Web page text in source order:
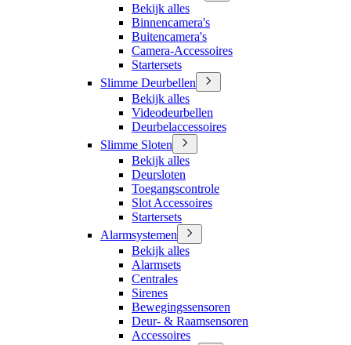
Bekijk alles
Binnencamera's
Buitencamera's
Camera-Accessoires
Startersets
Slimme Deurbellen
Bekijk alles
Videodeurbellen
Deurbelaccessoires
Slimme Sloten
Bekijk alles
Deursloten
Toegangscontrole
Slot Accessoires
Startersets
Alarmsystemen
Bekijk alles
Alarmsets
Centrales
Sirenes
Bewegingssensoren
Deur- & Raamsensoren
Accessoires